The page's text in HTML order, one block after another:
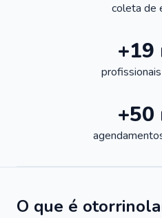
coleta de
+19
+50
O que é